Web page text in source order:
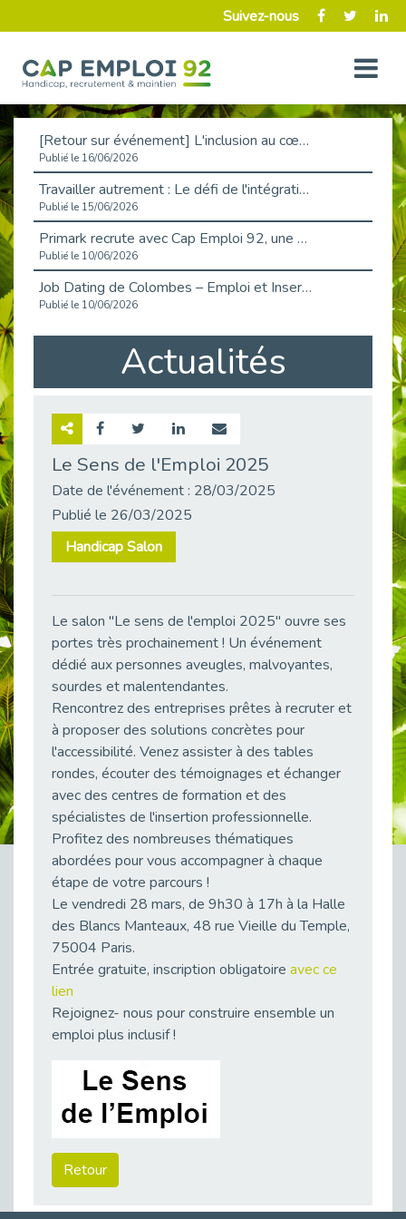
Suivez-nous
[Retour sur événement] L'inclusion au cœur de la Place de l'Emploi à La Défense !
Publié le 16/06/2026
Travailler autrement : Le défi de l'intégration des maladies chroniques en entreprise
Publié le 15/06/2026
Primark recrute avec Cap Emploi 92, une matinée couronnée de succès !
Publié le 10/06/2026
Job Dating de Colombes – Emploi et Insertion
Publié le 10/06/2026
Aborder l'entretien et la situation de handicap en toute confiance
Publié le 09/06/2026
Retour sur l’atelier « Optimiser sa recherche d’emploi »
Publié le 30/05/2026
Publié le 22/05/2026
Handicap et emploi : une matinée pour briser les tabous
Publié le 21/05/2026
Fibromyalgie : Quand la douleur invisible s’invite au bureau
Publié le 12/05/2026
CAP EMPLOI 92 : L’inclusion portée à son sommet, bien au-delà des quotas
Publié le 12/05/2026
38 vidéos pour comprendre et agir durablement
Publié le 04/05/2026
Publié le 04/05/2026
L'alternance : un tremplin vers l'emploi aussi pour les personnes en situation de handicap
Publié le 01/05/2026
Témoignage : Le parcours de Marc, 44 ans
Publié le 30/04/2026
L’Aménagement Raisonnable : Un Levier pour l’Équité
Publié le 29/04/2026
Publié le 29/04/2026
Mobilisation pour l’alternance et le handicap
Publié le 24/04/2026
Actualités
Le Sens de l'Emploi 2025
Date de l'événement : 28/03/2025
Publié le 26/03/2025
Handicap Salon
Le salon ''Le sens de l'emploi 2025'' ouvre ses
portes très prochainement ! Un événement
dédié aux personnes aveugles, malvoyantes,
sourdes et malentendantes.
Rencontrez des entreprises prêtes à recruter et
à proposer des solutions concrètes pour
l'accessibilité. Venez assister à des tables
rondes, écouter des témoignages et échanger
avec des centres de formation et des
spécialistes de l'insertion professionnelle.
Profitez des nombreuses thématiques
abordées pour vous accompagner à chaque
étape de votre parcours !
Le vendredi 28 mars, de 9h30 à 17h à la Halle
des Blancs Manteaux, 48 rue Vieille du Temple,
75004 Paris.
Entrée gratuite, inscription obligatoire avec ce
lien
Rejoignez- nous pour construire ensemble un
emploi plus inclusif !
Retour